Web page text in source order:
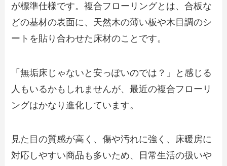
が標準仕様です。複合フローリングとは、合板な
どの基材の表面に、天然木の薄い板や木目調のシ
ートを貼り合わせた床材のことです。
「無垢床じゃないと安っぽいのでは？」と感じる
人もいるかもしれませんが、最近の複合フローリ
ングはかなり進化しています。
見た目の質感が高く、傷や汚れに強く、床暖房に
対応しやすい商品も多いため、日常生活の扱いや